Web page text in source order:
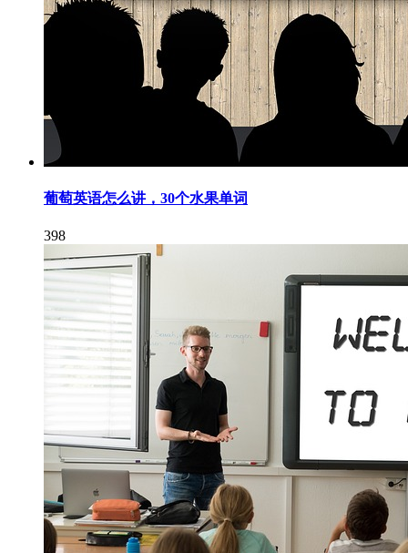
葡萄英语怎么讲，30个水果单词
398